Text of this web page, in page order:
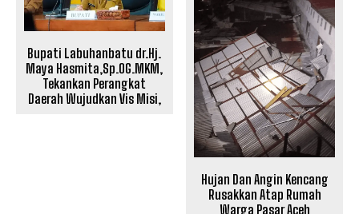
Bupati Labuhanbatu dr.Hj.
Maya Hasmita,Sp.OG.MKM,
Tekankan Perangkat
Daerah Wujudkan Vis Misi,
Hujan Dan Angin Kencang
Rusakkan Atap Rumah
Warga Pasar Aceh